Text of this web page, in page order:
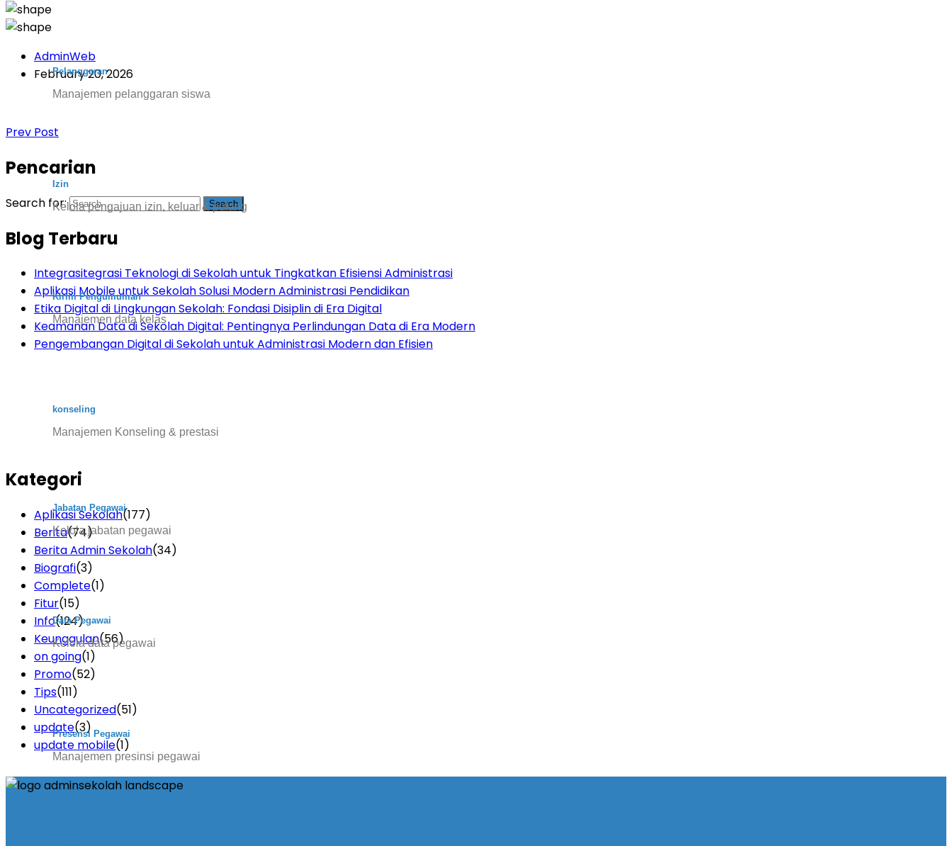
Pelanggaran
Manajemen pelanggaran siswa
Izin
Kelola pengajuan izin, keluar & pulang
Kirim Pengumuman
Manajemen data kelas
konseling
Manajemen Konseling & prestasi
Jabatan Pegawai
Kelola jabatan pegawai
Data Pegawai
Kelola data pegawai
Presensi Pegawai
Manajemen presinsi pegawai
AdminWeb
February 20, 2026
Prev Post
Pencarian
Search for:
Blog Terbaru
Integrasitegrasi Teknologi di Sekolah untuk Tingkatkan Efisiensi Administrasi
Aplikasi Mobile untuk Sekolah Solusi Modern Administrasi Pendidikan
Etika Digital di Lingkungan Sekolah: Fondasi Disiplin di Era Digital
Keamanan Data di Sekolah Digital: Pentingnya Perlindungan Data di Era Modern
Pengembangan Digital di Sekolah untuk Administrasi Modern dan Efisien
Kategori
Aplikasi Sekolah(177)
Berita(74)
Berita Admin Sekolah(34)
Biografi(3)
Complete(1)
Fitur(15)
Info(124)
Keunggulan(56)
on going(1)
Promo(52)
Tips(111)
Uncategorized(51)
update(3)
update mobile(1)